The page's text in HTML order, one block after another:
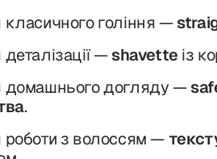
гоління —
—shavette із
догляду —
.
з волоссям —